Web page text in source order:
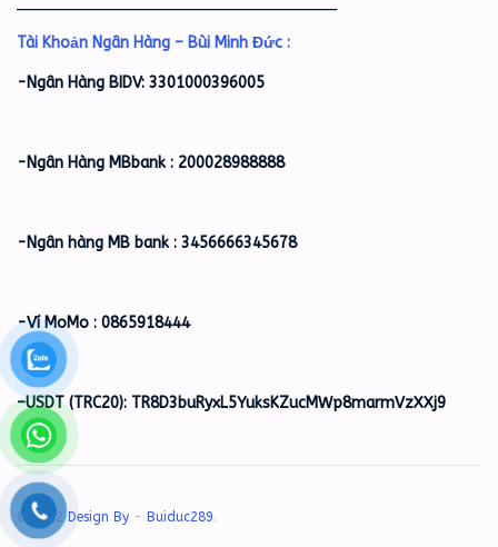
Tài Khoản Ngân Hàng – Bùi Minh Đức :
-Ngân Hàng BIDV: 3301000396005
-Ngân Hàng MBbank : 200028988888
-Ngân hàng MB bank : 3456666345678
-Ví MoMo : 0865918444
–USDT (TRC20): TR8D3buRyxL5YuksKZucMWp8marmVzXXj9
© 2022Design By - Buiduc289.